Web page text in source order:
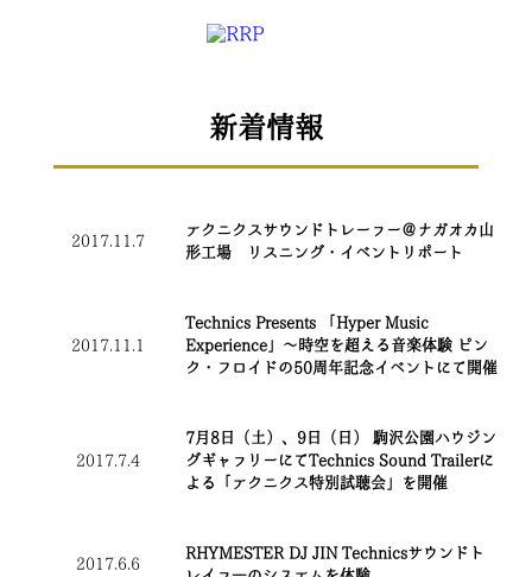
新着情報
2017.11.7
テクニクスサウンドトレーラー＠ナガオカ山
形工場 リスニング・イベントリポート
2017.11.1
Technics Presents 「Hyper Music
Experience」～時空を超える音楽体験 ピン
ク・フロイドの50周年記念イベントにて開催
2017.7.4
7月8日（土）、9日（日） 駒沢公園ハウジン
グギャラリーにてTechnics Sound Trailerに
よる「テクニクス特別試聴会」を開催
2017.6.6
RHYMESTER DJ JIN Technicsサウンドト